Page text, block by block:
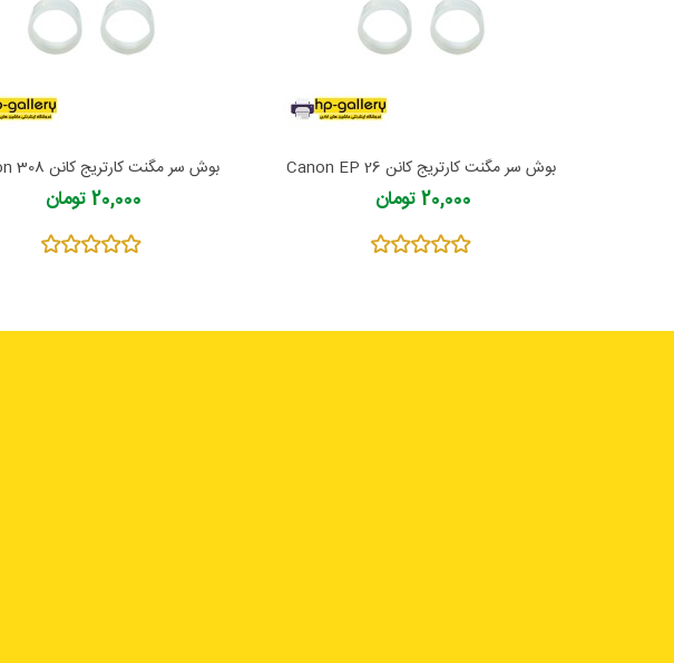
بوش سر مگنت کارتریج کانن Canon EP 26
20,000 تومان
بوش سر مگنت کارتریج کانن Canon 308
20,000 تومان